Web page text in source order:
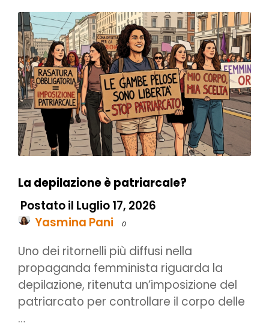
La depilazione è patriarcale?
Postato il Luglio 17, 2026
Yasmina Pani
0
Uno dei ritornelli più diffusi nella
propaganda femminista riguarda la
depilazione, ritenuta un’imposizione del
patriarcato per controllare il corpo delle
…